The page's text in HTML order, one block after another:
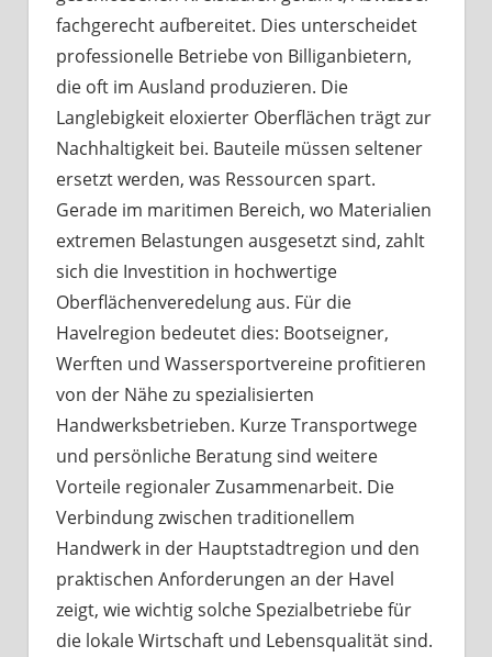
fachgerecht aufbereitet. Dies unterscheidet
professionelle Betriebe von Billiganbietern,
die oft im Ausland produzieren. Die
Langlebigkeit eloxierter Oberflächen trägt zur
Nachhaltigkeit bei. Bauteile müssen seltener
ersetzt werden, was Ressourcen spart.
Gerade im maritimen Bereich, wo Materialien
extremen Belastungen ausgesetzt sind, zahlt
sich die Investition in hochwertige
Oberflächenveredelung aus. Für die
Havelregion bedeutet dies: Bootseigner,
Werften und Wassersportvereine profitieren
von der Nähe zu spezialisierten
Handwerksbetrieben. Kurze Transportwege
und persönliche Beratung sind weitere
Vorteile regionaler Zusammenarbeit. Die
Verbindung zwischen traditionellem
Handwerk in der Hauptstadtregion und den
praktischen Anforderungen an der Havel
zeigt, wie wichtig solche Spezialbetriebe für
die lokale Wirtschaft und Lebensqualität sind.